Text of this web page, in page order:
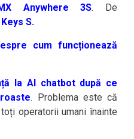
Anywhere 3S. De
S.
cum funcționează
la AI chatbot după ce
. Problema este că
operatorii umani înainte